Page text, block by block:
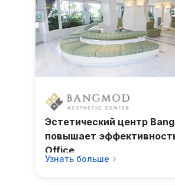
Эстетический центр
повышает
Office
Узнать больше